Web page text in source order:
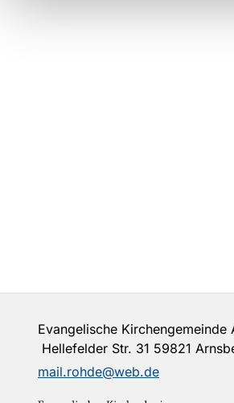
Evangelische
Hellefelder Str. 31 59821
mail.rohde@web.de